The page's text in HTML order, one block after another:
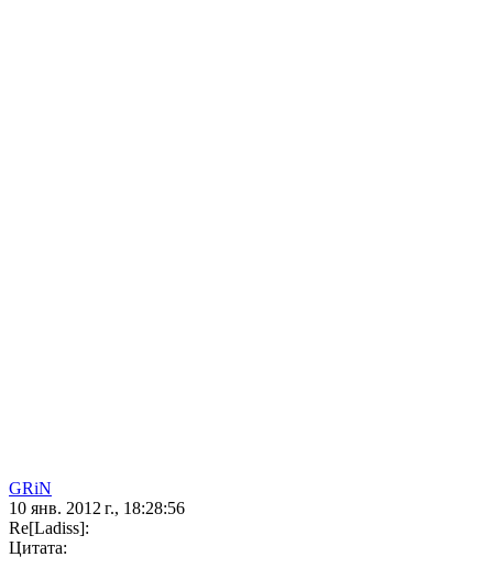
GRiN
10 янв. 2012 г., 18:28:56
Re[Ladiss]:
Цитата: